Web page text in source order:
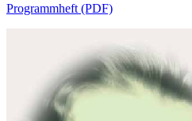
Programmheft (PDF)